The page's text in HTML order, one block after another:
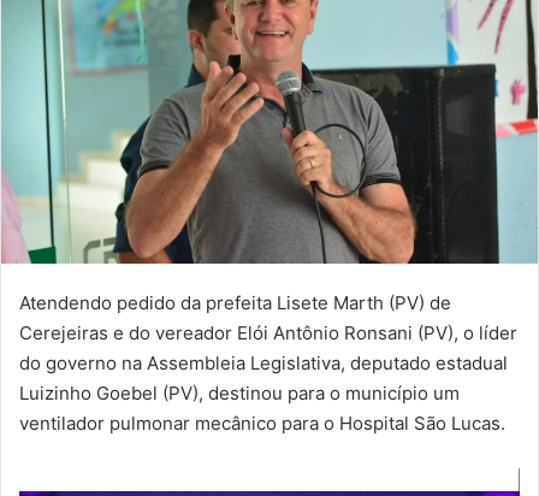
Atendendo pedido da prefeita Lisete Marth (PV) de
Cerejeiras e do vereador Elói Antônio Ronsani (PV), o líder
do governo na Assembleia Legislativa, deputado estadual
Luizinho Goebel (PV), destinou para o município um
ventilador pulmonar mecânico para o Hospital São Lucas.